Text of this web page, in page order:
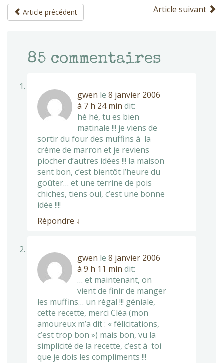
Article précédent Article suivant
85 commentaires
gwen le 8 janvier 2006
à 7 h 24 min dit:
hé hé, tu es bien
matinale !!! je viens de
sortir du four des muffins à la
crème de marron et je reviens
piocher d’autres idées !!! la maison
sent bon, c’est bientôt l’heure du
goûter… et une terrine de pois
chiches, tiens oui, c’est une bonne
idée !!!!
Répondre ↓
gwen le 8 janvier 2006
à 9 h 11 min dit:
… et maintenant, on
vient de finir de manger
les muffins… un régal !!! géniale,
cette recette, merci Cléa (mon
amoureux m’a dit : « félicitations,
c’est trop bon ») mais bon, vu la
simplicité de la recette, c’est à toi
que je dois les compliments !!!